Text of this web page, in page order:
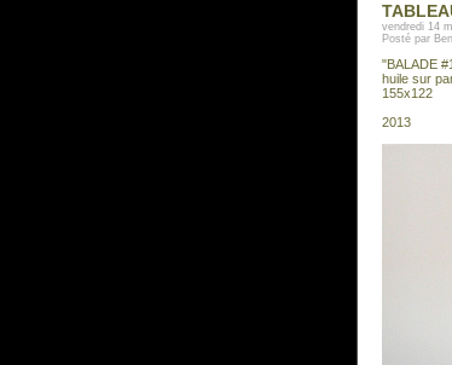
vendredi 14
Posté par
"BALADE
huile sur
155x122
2013